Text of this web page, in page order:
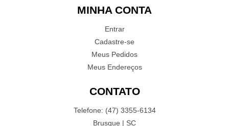
MINHA CONTA
Entrar
Cadastre-se
Meus Pedidos
Meus Endereços
CONTATO
Telefone: (47) 3355-6134
Brusque | SC